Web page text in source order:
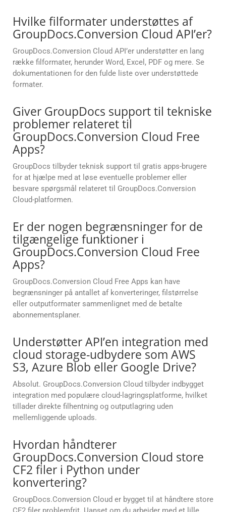
Hvilke filformater understøttes af
GroupDocs.Conversion Cloud API’er?
GroupDocs.Conversion Cloud API’er understøtter en lang
række filformater, herunder Word, Excel, PDF og mere. Se
dokumentationen for den fulde liste over understøttede
formater.
Giver GroupDocs support til tekniske
problemer relateret til
GroupDocs.Conversion Cloud Free
Apps?
GroupDocs tilbyder teknisk support til gratis apps-brugere
for at hjælpe med at løse eventuelle problemer eller
besvare spørgsmål relateret til GroupDocs.Conversion
Cloud-platformen.
Er der nogen begrænsninger for de
tilgængelige funktioner i
GroupDocs.Conversion Cloud Free
Apps?
GroupDocs.Conversion Cloud Free Apps kan have
begrænsninger på antallet af konverteringer, filstørrelse
eller outputformater sammenlignet med de betalte
abonnementsplaner.
Understøtter API’en integration med
cloud storage-udbydere som AWS
S3, Azure Blob eller Google Drive?
Absolut. GroupDocs.Conversion Cloud tilbyder indbygget
integration med populære cloud-lagringsplatforme, hvilket
tillader direkte filhentning og outputlagring uden
mellemliggende uploads.
Hvordan håndterer
GroupDocs.Conversion Cloud store
CF2 filer i Python under
konvertering?
GroupDocs.Conversion Cloud er bygget til at håndtere store